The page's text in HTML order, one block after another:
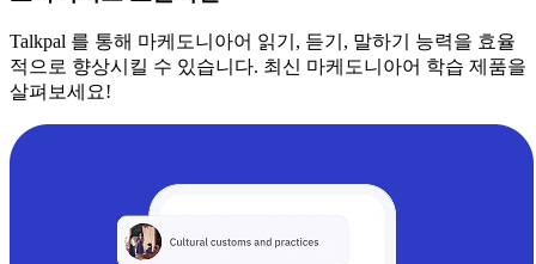
Talkpal 를 통해 마케도니아어 읽기, 듣기, 말하기 능력을 효율
적으로 향상시킬 수 있습니다. 최신 마케도니아어 학습 제품을
살펴보세요!